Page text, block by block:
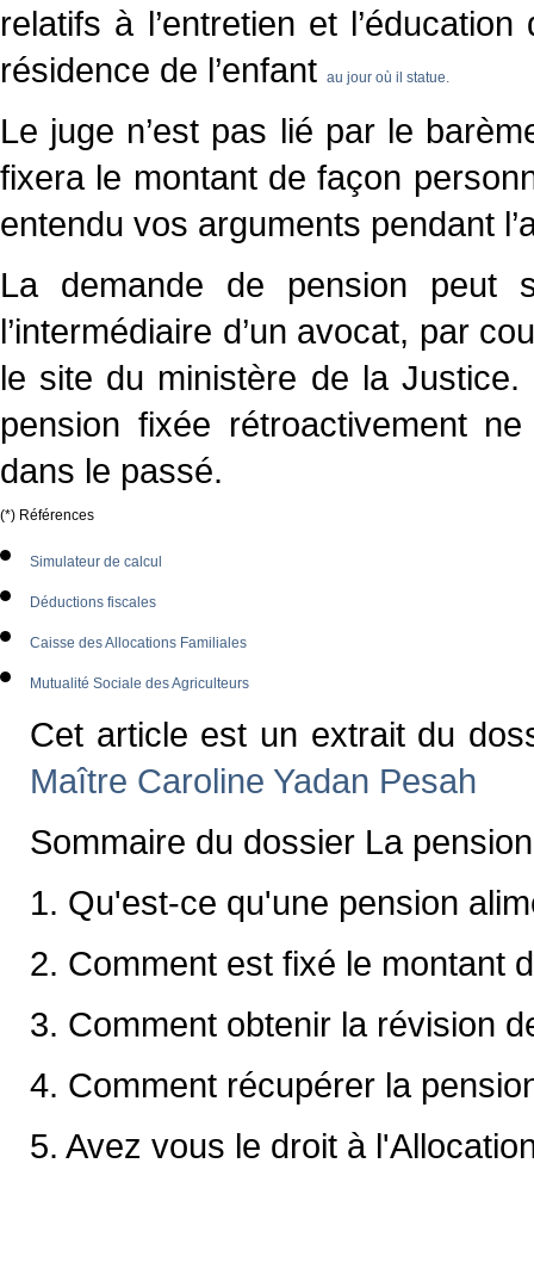
relatifs à l’entretien et
résidence de l’enfant au jour où il statue.
Le juge n’est pas lié par le
fixera le montant de façon
entendu vos arguments pendant
La demande de pension
l’intermédiaire d’un avocat, par
le site du ministère de la Justice.
pension fixée rétroactivement
dans le passé.
(*) Références
Simulateur de calcul
Déductions fiscales
Caisse des Allocations Familiales
Mutualité Sociale des Agriculteurs
Cet article est un extrait du
Maître Caroline Yadan Pesah
Sommaire du dossier La
1. Qu'est-ce qu'une pension
2. Comment est fixé le montant
3. Comment obtenir la révision
4. Comment récupérer la
5. Avez vous le droit à